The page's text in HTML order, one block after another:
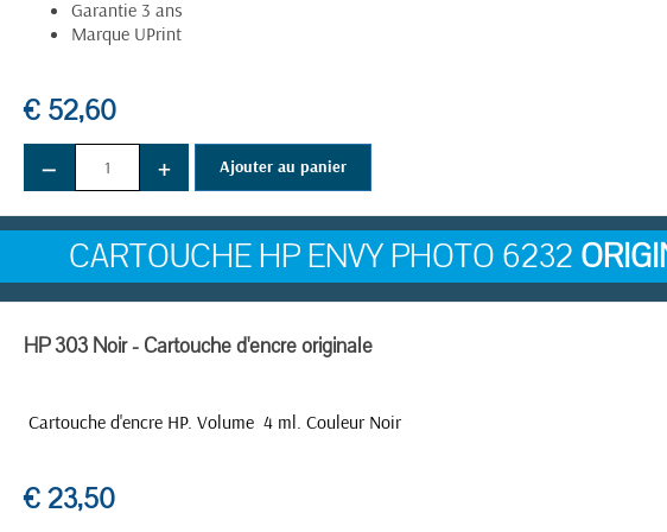
Garantie 3 ans
Marque UPrint
€ 52,60
− + Ajouter au panier
CARTOUCHE HP ENVY PHOTO 6232
HP 303 Noir - Cartouche d'encre originale
Cartouche d'encre HP. Volume 4 ml. Couleur Noir
€ 23,50